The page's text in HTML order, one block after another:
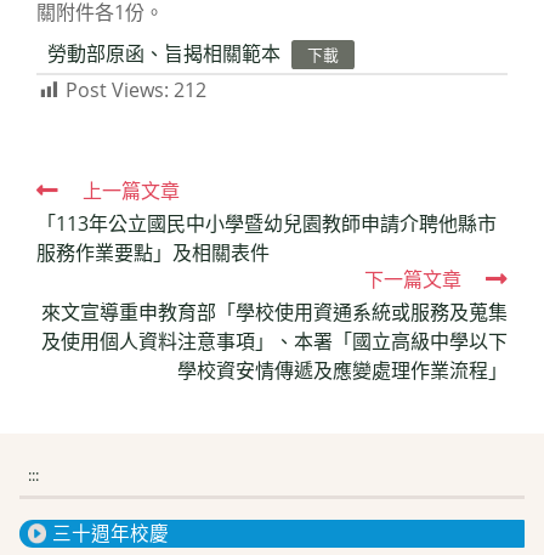
關附件各1份。
勞動部原函、旨揭相關範本
下載
Post Views: 212
Read
more
articles
上一篇文章
「113年公立國民中小學暨幼兒園教師申請介聘他縣市
服務作業要點」及相關表件
下一篇文章
來文宣導重申教育部「學校使用資通系統或服務及蒐集
及使用個人資料注意事項」、本署「國立高級中學以下
學校資安情傳遞及應變處理作業流程」
:::
三十週年校慶